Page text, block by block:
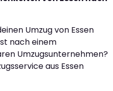
Umzug von Essen
nach einem
Umzugsunternehmen?
aus Essen